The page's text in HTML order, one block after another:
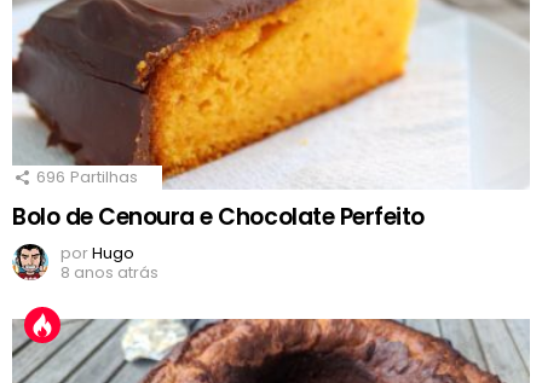
696 Partilhas
Bolo de Cenoura e Chocolate Perfeito
porHugo
8 anos atrás